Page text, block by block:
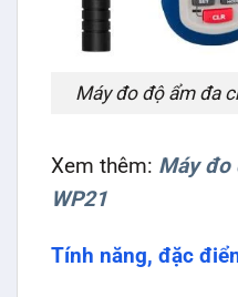
Máy đo độ ẩm đa
Xem thêm: Máy đo
WP21
Tính năng, đặc